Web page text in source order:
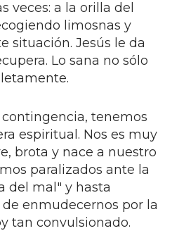
veces: a la orilla del
limosnas y
situación. Jesús le da
Lo sana no sólo
contingencia, tenemos
espiritual. Nos es muy
brota y nace a nuestro
paralizados ante la
del mal" y hasta
enmudecernos por la
tan convulsionado.